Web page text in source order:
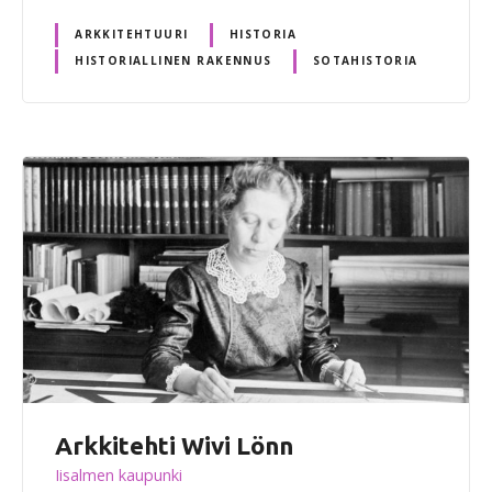
ARKKITEHTUURI
HISTORIA
HISTORIALLINEN RAKENNUS
SOTAHISTORIA
Arkkitehti Wivi Lönn
Iisalmen kaupunki